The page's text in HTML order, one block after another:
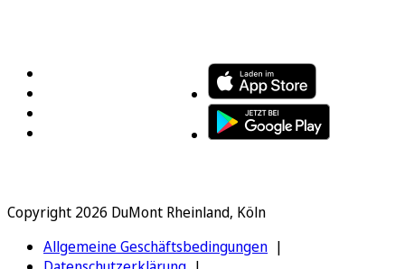
Copyright 2026 DuMont Rheinland, Köln
Allgemeine Geschäftsbedingungen